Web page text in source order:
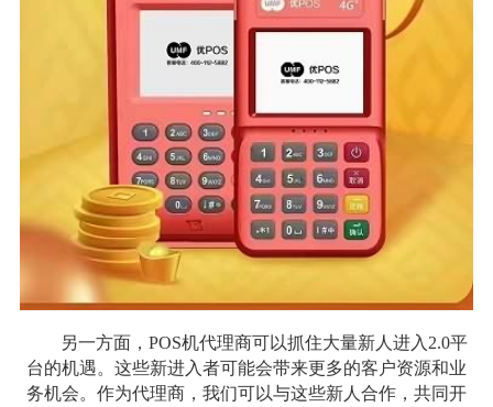
另一方面，POS机代理商可以抓住大量新人进入2.0平
台的机遇。这些新进入者可能会带来更多的客户资源和业
务机会。作为代理商，我们可以与这些新人合作，共同开